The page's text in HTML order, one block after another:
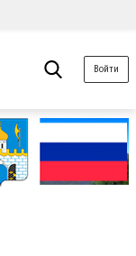
Войти